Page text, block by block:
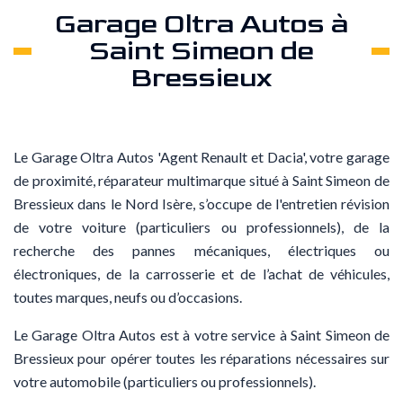
Garage Oltra Autos à
Saint Simeon de
Bressieux
Le Garage Oltra Autos 'Agent Renault et Dacia', votre garage
de proximité, réparateur multimarque situé à Saint Simeon de
Bressieux dans le Nord Isère, s’occupe de l'entretien révision
de votre voiture (particuliers ou professionnels), de la
recherche des pannes mécaniques, électriques ou
électroniques, de la carrosserie et de l’achat de véhicules,
toutes marques, neufs ou d’occasions.
Le Garage Oltra Autos est à votre service à Saint Simeon de
Bressieux pour opérer toutes les réparations nécessaires sur
votre automobile (particuliers ou professionnels).